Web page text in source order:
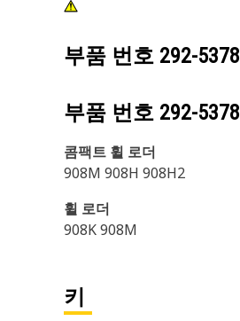
부품 번호 292-5378
부품 번호 292-5378
콤팩트 휠 로더
908M 908H 908H2
휠 로더
908K 908M
키